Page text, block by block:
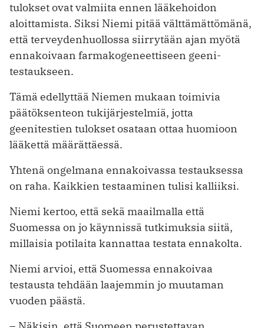
tulokset ovat valmiita ennen lääkehoidon
aloittamista. Siksi Niemi ­pitää välttämättömänä,
että terveydenhuollossa siirrytään ajan myötä
ennakoivaan farmakogeneettiseen geeni­
testaukseen.
Tämä edellyttää Niemen mukaan toimivia
päätöksenteon tukijärjestelmiä, jotta
geenitestien tulokset osataan ottaa huomioon
lääkettä määrättäessä.
Yhtenä ongelmana ennakoivassa testauksessa
on raha. Kaikkien testaaminen tulisi kalliiksi.
Niemi kertoo, että sekä maailmalla että
Suomessa on jo käynnissä tutkimuksia siitä,
millaisia potilaita kannattaa testata ennakolta.
Niemi arvioi, että Suomessa ennakoivaa
testausta tehdään laajemmin jo muutaman
vuoden päästä.